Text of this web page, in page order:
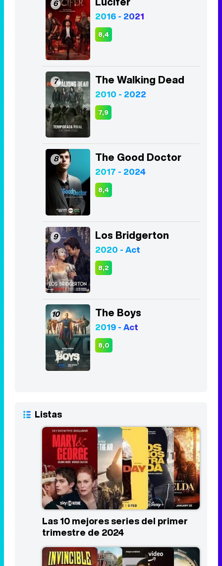
6
2016 - 2021
8,4
7 The Walking Dead
2010 - 2022
7,9
8 The Good Doctor
2017 - 2024
8,4
9 Los Bridgerton
2020 - Act
8,2
10 The Boys
2019 - Act
8,0
Listas
Las 10 mejores series del primer
trimestre de 2024